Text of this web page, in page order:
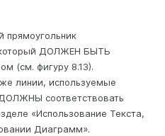
прямоугольник
который ДОЛЖЕН БЫТЬ
(см. фигуру 8.13).
линии, используемые
соответствовать
«Использование Текста,
Диаграмм».